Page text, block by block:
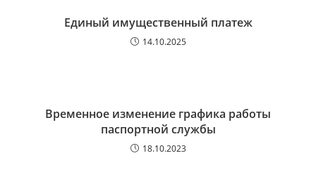
Единый имущественный платеж
14.10.2025
Временное изменение графика работы
паспортной службы
18.10.2023